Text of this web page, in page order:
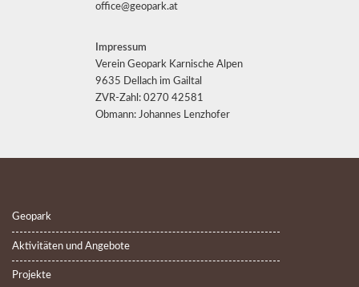
office@geopark.at
Impressum
Verein Geopark Karnische Alpen
9635 Dellach im Gailtal
ZVR-Zahl: 0270 42581
Obmann: Johannes Lenzhofer
Geopark
Aktivitäten und Angebote
Projekte